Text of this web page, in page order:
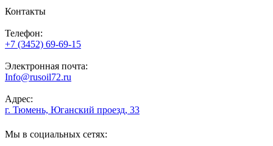
Контакты
Телефон:
+7 (3452) 69-69-15
Электронная почта:
Info@rusoil72.ru
Адрес:
г. Тюмень, Юганский проезд, 33
Мы в социальных сетях: